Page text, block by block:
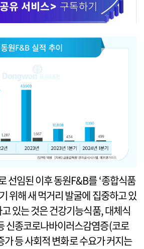
선임된 이후 동원F&B를 ‘종합식품
위해 새 먹거리 발굴에 집중하고 있
있는 것은 건강기능식품, 대체식
신종코로나바이러스감염증(코로
등 사회적 변화로 수요가 커지는